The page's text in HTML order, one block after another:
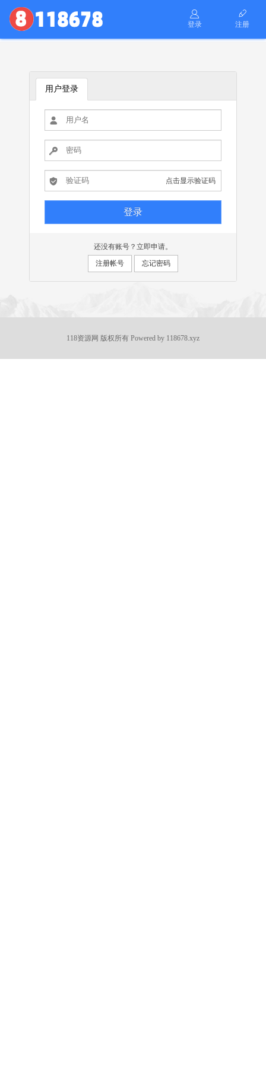
登录 注册
用户登录
点击显示验证码
还没有账号？立即申请。
118资源网 版权所有 Powered by 118678.xyz